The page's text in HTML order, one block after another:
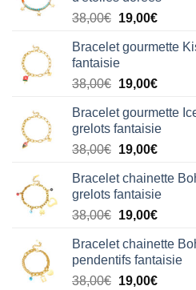
38,00€ Le
initial
était :
38,00€.
19,00€Le
actuel
19,00€.
Bracelet gourmette
fantaisie
38,00€ Le
initial
était :
38,00€.
19,00€Le
actuel
est :
19,00€.
Bracelet gourmette
grelots fantaisie
38,00€ Le
initial
était :
38,00€.
19,00€Le
actuel
est :
19,00€.
Bracelet chainette
grelots fantaisie
38,00€ Le
initial
était :
38,00€.
19,00€Le
actuel
est :
19,00€.
Bracelet chainette
pendentifs fantaisie
38,00€ Le
19,00€Le